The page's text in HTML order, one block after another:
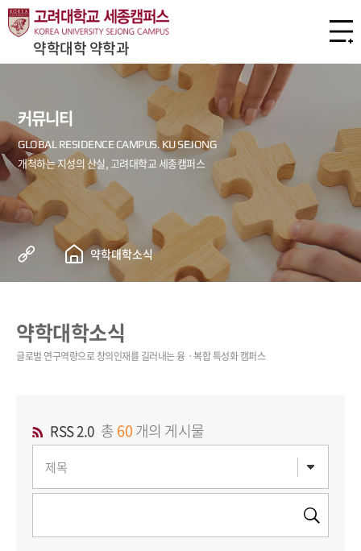
약학대학 약학과
커뮤니티
약학대학소식
약학대학소식
RSS 2.0 총60개의 게시물